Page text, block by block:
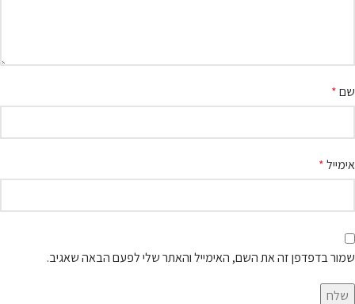
שם*
אימייל*
שמור בדפדפן זה את השם, האימייל והאתר שלי לפעם הבאה שאגיב.